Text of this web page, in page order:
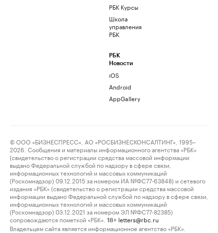
РБК Курсы
Школа
управления
РБК
РБК
Новости
iOS
Android
AppGallery
© ООО «БИЗНЕСПРЕСС», АО «РОСБИЗНЕСКОНСАЛТИНГ», 1995–
2026. Сообщения и материалы информационного агентства «РБК»
(свидетельство о регистрации средства массовой информации
выдано Федеральной службой по надзору в сфере связи,
информационных технологий и массовых коммуникаций
(Роскомнадзор) 09.12.2015 за номером ИА №ФС77-63848) и сетевого
издания «РБК» (свидетельство о регистрации средства массовой
информации выдано Федеральной службой по надзору в сфере связи,
информационных технологий и массовых коммуникаций
(Роскомнадзор) 03.12.2021 за номером ЭЛ №ФС77-82385)
сопровождаются пометкой «РБК».
18+ letters@rbc.ru
Владельцем сайта является информационное агентство «РБК».